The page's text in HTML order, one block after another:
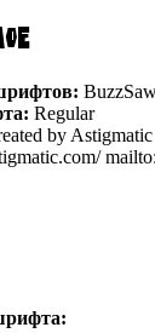
Regular
by